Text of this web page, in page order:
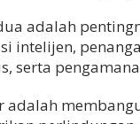
adalah
intelijen,
serta
adalah